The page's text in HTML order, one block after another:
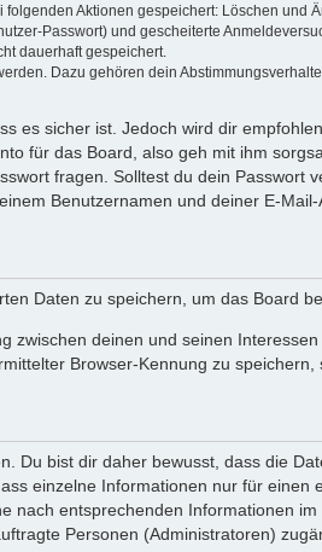
Aktionen gespeichert: Löschen und
Passwort) und gescheiterte
dauerhaft gespeichert.
Dazu gehören dein
es sicher ist. Jedoch wird dir
für das Board, also geh mit ihm
fragen. Solltest du dein Passwort
Benutzernamen und deiner E-
Daten zu speichern, um das Board
deinen und seinen
Browser-Kennung zu
Du bist dir daher bewusst, dass die
einzelne Informationen nur für
nach entsprechenden Informationen
Personen (Administratoren)